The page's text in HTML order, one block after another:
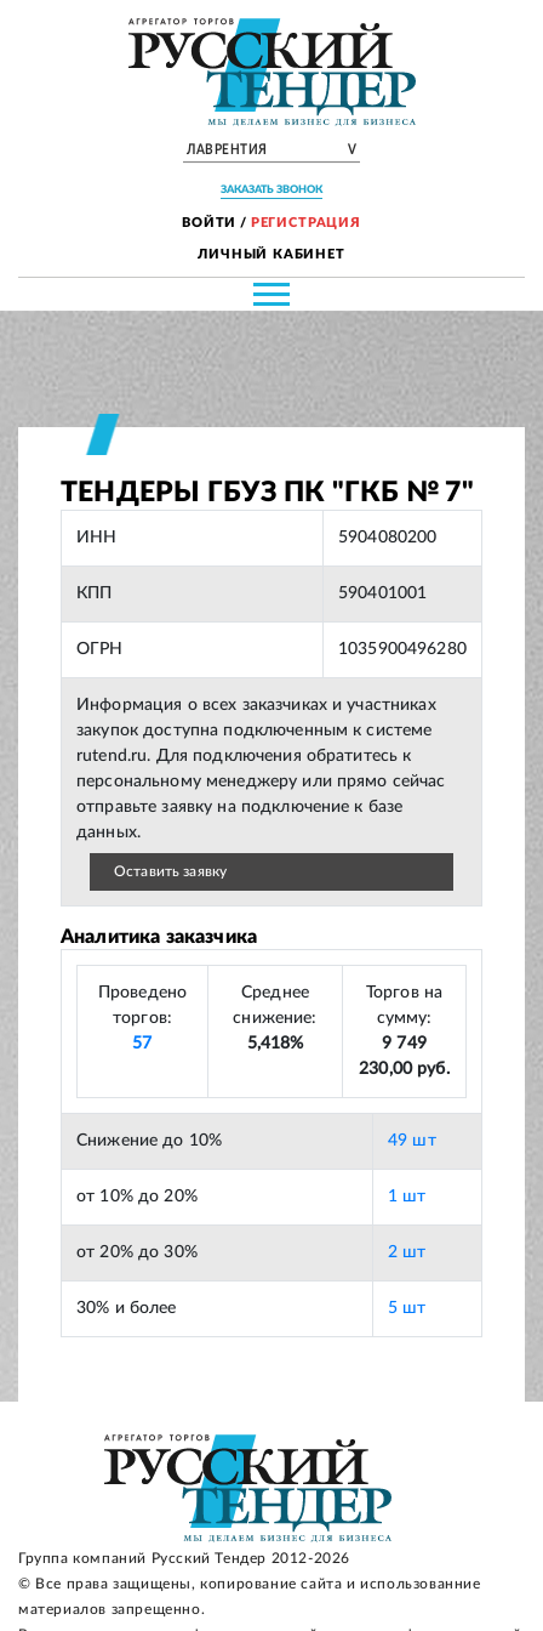
ЛАВРЕНТИЯ V
ЗАКАЗАТЬ ЗВОНОК
ВОЙТИ / РЕГИСТРАЦИЯ
ЛИЧНЫЙ КАБИНЕТ
ТЕНДЕРЫ ГБУЗ ПК "ГКБ № 7"
ИНН 5904080200
КПП 590401001
ОГРН 1035900496280
Информация о всех заказчиках и участниках
закупок доступна подключенным к системе
rutend.ru. Для подключения обратитесь к
персональному менеджеру или прямо сейчас
отправьте заявку на подключение к базе
данных.
Оставить заявку
Аналитика заказчика
Проведено
торгов:
57
Среднее
снижение:
5,418%
Торгов на
сумму:
9 749
230,00 руб.
Снижение до 10% 49 шт
от 10% до 20% 1 шт
от 20% до 30% 2 шт
30% и более 5 шт
Группа компаний Русский Тендер 2012-2026
© Все права защищены, копирование сайта и использованние
материалов запрещенно.